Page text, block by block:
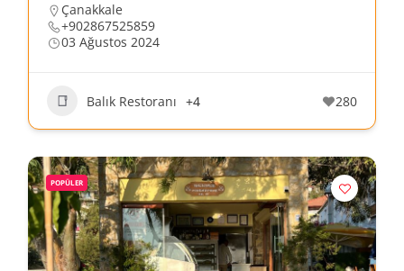
Çanakkale
+902867525859
03 Ağustos 2024
Balık Restoranı +4 280
POPÜLER